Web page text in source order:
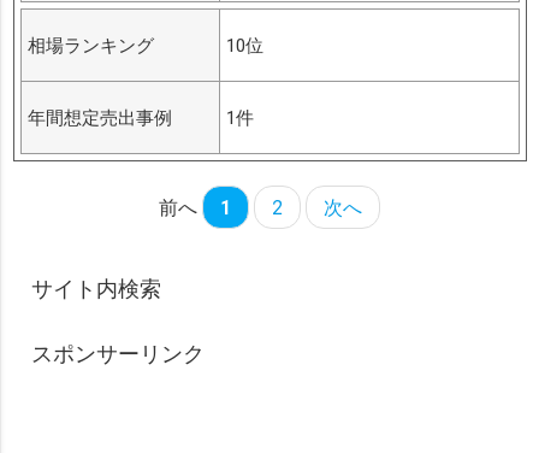
相場ランキング 10位
年間想定売出事例 1件
前へ 1 2 次へ
サイト内検索
スポンサーリンク